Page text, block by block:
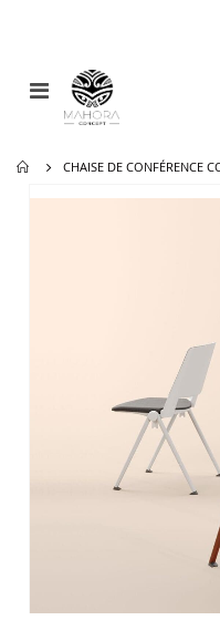
Affichage
navigation
CHAISE DE CONFÉRENCE